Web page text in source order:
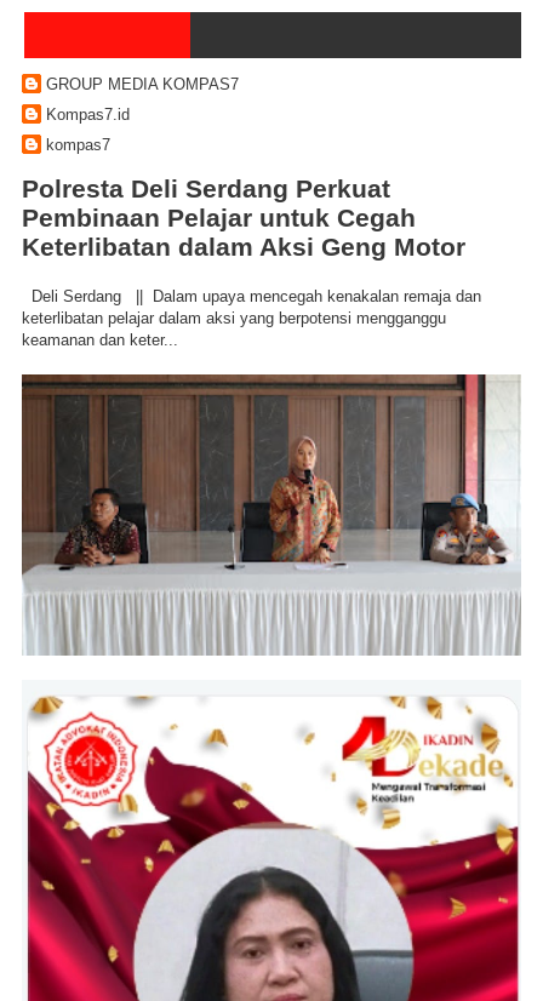
GROUP MEDIA KOMPAS7
Kompas7.id
kompas7
Polresta Deli Serdang Perkuat
Pembinaan Pelajar untuk Cegah
Keterlibatan dalam Aksi Geng Motor
Deli Serdang || Dalam upaya mencegah kenakalan remaja dan
keterlibatan pelajar dalam aksi yang berpotensi mengganggu
keamanan dan keter...